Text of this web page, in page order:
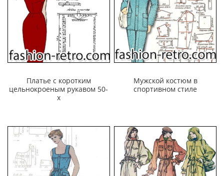
Платье с коротким
цельнокроеным рукавом 50-
х
Мужской костюм в
спортивном стиле